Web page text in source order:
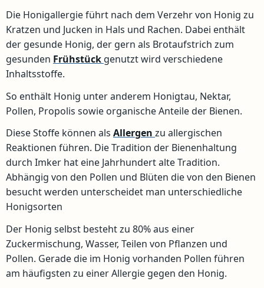
Die Honigallergie führt nach dem Verzehr von Honig zu
Kratzen und Jucken in Hals und Rachen. Dabei enthält
der gesunde Honig, der gern als Brotaufstrich zum
gesunden Frühstück genutzt wird verschiedene
Inhaltsstoffe.
So enthält Honig unter anderem Honigtau, Nektar,
Pollen, Propolis sowie organische Anteile der Bienen.
Diese Stoffe können als Allergen zu allergischen
Reaktionen führen. Die Tradition der Bienenhaltung
durch Imker hat eine Jahrhundert alte Tradition.
Abhängig von den Pollen und Blüten die von den Bienen
besucht werden unterscheidet man unterschiedliche
Honigsorten
Der Honig selbst besteht zu 80% aus einer
Zuckermischung, Wasser, Teilen von Pflanzen und
Pollen. Gerade die im Honig vorhanden Pollen führen
am häufigsten zu einer Allergie gegen den Honig.